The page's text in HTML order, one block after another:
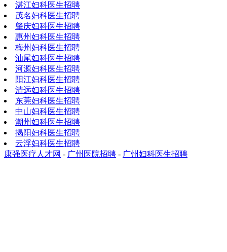
湛江妇科医生招聘
茂名妇科医生招聘
肇庆妇科医生招聘
惠州妇科医生招聘
梅州妇科医生招聘
汕尾妇科医生招聘
河源妇科医生招聘
阳江妇科医生招聘
清远妇科医生招聘
东莞妇科医生招聘
中山妇科医生招聘
潮州妇科医生招聘
揭阳妇科医生招聘
云浮妇科医生招聘
康强医疗人才网 - 广州医院招聘 - 广州妇科医生招聘